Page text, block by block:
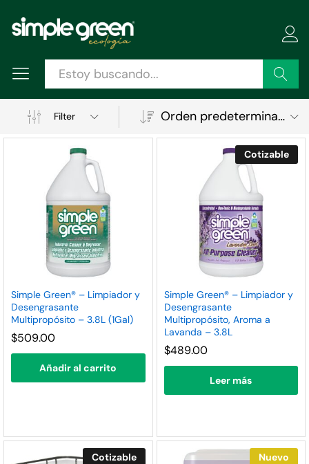
Buscar
Filter Orden predeterminado
Simple Green® – Limpiador y
Desengrasante
Multipropósito – 3.8L (1Gal)
$509.00
Añadir al carrito
Cotizable
Simple Green® – Limpiador y
Desengrasante
Multipropósito, Aroma a
Lavanda – 3.8L
$489.00
Leer más
Cotizable Nuevo